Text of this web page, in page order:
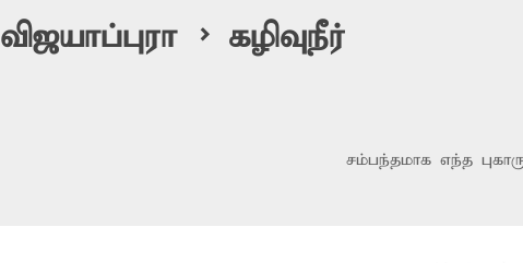
விஜயாப்புரா > கழிவுநீர்
சம்பந்தமாக எந்த